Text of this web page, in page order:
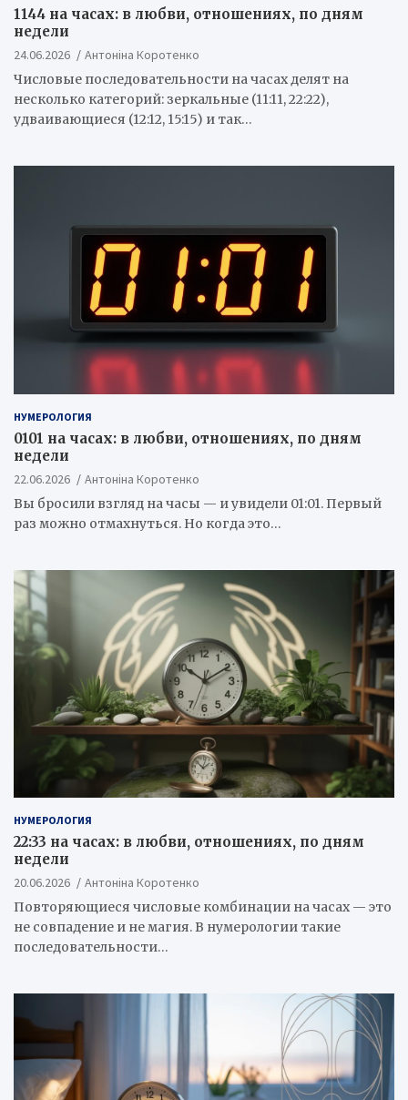
1144 на часах: в любви, отношениях, по дням
недели
24.06.2026
Антоніна Коротенко
Числовые последовательности на часах делят на
несколько категорий: зеркальные (11:11, 22:22),
удваивающиеся (12:12, 15:15) и так…
НУМЕРОЛОГИЯ
0101 на часах: в любви, отношениях, по дням
недели
22.06.2026
Антоніна Коротенко
Вы бросили взгляд на часы — и увидели 01:01. Первый
раз можно отмахнуться. Но когда это…
НУМЕРОЛОГИЯ
22:33 на часах: в любви, отношениях, по дням
недели
20.06.2026
Антоніна Коротенко
Повторяющиеся числовые комбинации на часах — это
не совпадение и не магия. В нумерологии такие
последовательности…